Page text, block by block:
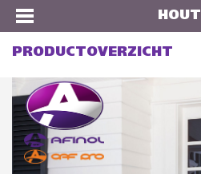
HOUT
PRODUCTOVERZICHT